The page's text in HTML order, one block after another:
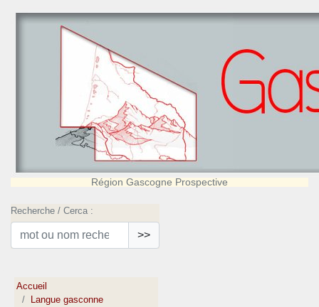
Région Gascogne Prospective
Recherche / Cerca :
>>
Accueil
Langue gasconne